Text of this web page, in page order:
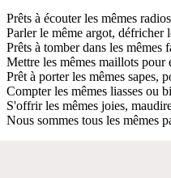
Prêts à écouter les mêmes
Parler le même argot, défricher
Prêts à tomber dans les mêmes
Mettre les mêmes maillots pour
Prêt à porter les mêmes sapes,
Compter les mêmes liasses ou
S'offrir les mêmes joies,
Nous sommes tous les mêmes